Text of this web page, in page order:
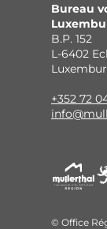
Bureau
B.P. 152
L-6402
+352 72
© Office